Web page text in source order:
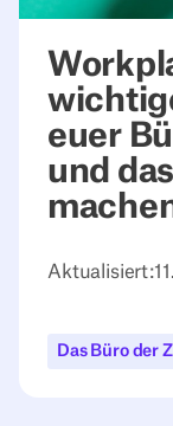
euer
und
Aktualisiert:
Das Büro der